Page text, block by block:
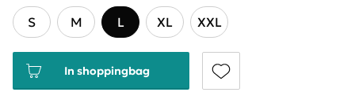
S
M L XL XXL
In shoppingbag